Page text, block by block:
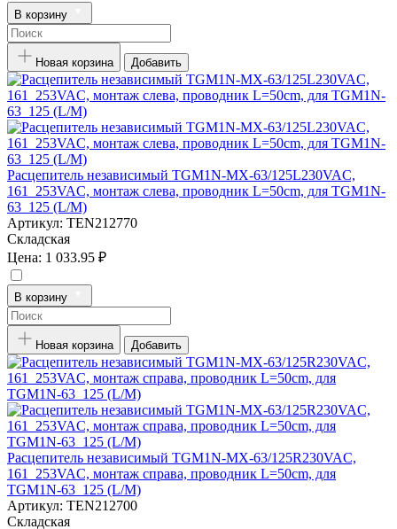
В корзину
Новая корзина Добавить
Расцепитель независимый TGM1N-MX-63/125L230VAC,
161_253VAC, монтаж слева, проводник L=50cm, для TGM1N-
63_125 (L/M)
Артикул: TEN212770
Складская
Цена: 1 033.95 ₽
В корзину
Новая корзина Добавить
Расцепитель независимый TGM1N-MX-63/125R230VAC,
161_253VAC, монтаж справа, проводник L=50cm, для
TGM1N-63_125 (L/M)
Артикул: TEN212700
Складская